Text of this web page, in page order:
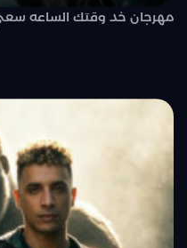
مهرجان خد وقتك الساعه